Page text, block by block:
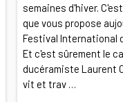
semaines d'hiver.
que vous propose
Festival International
Et c'est sûrement le
ducéramiste Laurent
vit et trav …